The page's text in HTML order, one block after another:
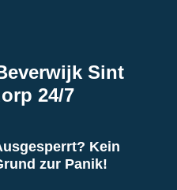
Sint
24/7
Kein
zur Panik!